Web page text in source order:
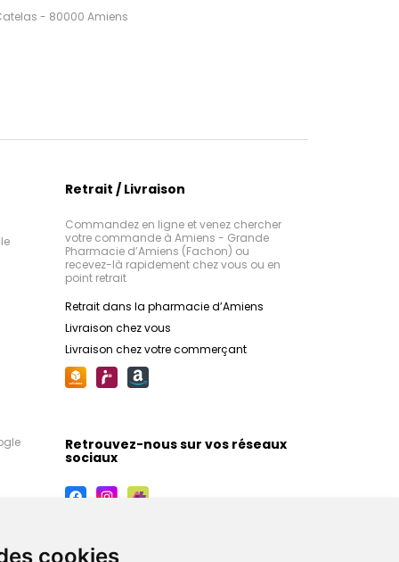
cookies
- 80000 Amiens
Retrait / Livraison
Commandez en ligne et venez chercher
votre commande à Amiens - Grande
Pharmacie d’Amiens (Fachon) ou
recevez-là rapidement chez vous ou en
point retrait
Retrait dans la pharmacie d’Amiens
Livraison chez vous
Livraison chez votre commerçant
Retrouvez-nous sur vos réseaux
sociaux